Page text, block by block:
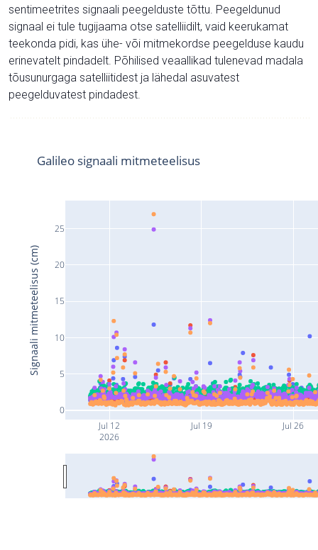
sentimeetrites signaali peegelduste tõttu. Peegeldunud
signaal ei tule tugijaama otse satelliidilt, vaid keerukamat
teekonda pidi, kas ühe- või mitmekordse peegelduse kaudu
erinevatelt pindadelt. Põhilised veaallikad tulenevad madala
tõusunurgaga satelliitidest ja lähedal asuvatest
peegelduvatest pindadest.
Jul 12
2026
Jul 19 Jul 26
0
5
10
15
20
25
Galileo signaali mitmeteelisus
Signaali mitmeteelisus (cm)